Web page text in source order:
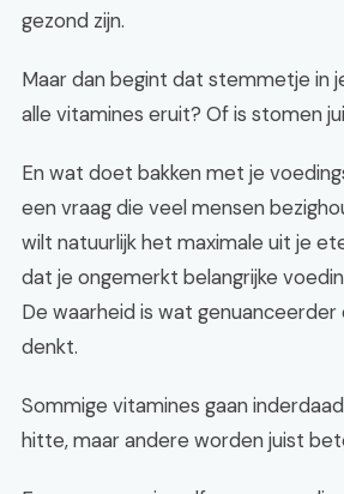
gezond zijn.
Maar dan begint dat stemmetje in
alle vitamines eruit? Of is stomen
En wat doet bakken met je
een vraag die veel mensen
wilt natuurlijk het maximale uit je
dat je ongemerkt belangrijke
De waarheid is wat genuanceerder
denkt.
Sommige vitamines gaan
hitte, maar andere worden juist